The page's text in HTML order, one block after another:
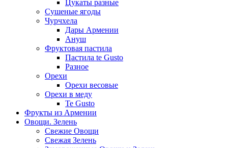
Цукаты разные
Сушеные ягоды
Чурчхела
Дары Армении
Ануш
Фруктовая пастила
Пастила te Gusto
Разное
Орехи
Орехи весовые
Орехи в меду
Te Gusto
Фрукты из Армении
Овощи. Зелень
Свежие Овощи
Свежая Зелень